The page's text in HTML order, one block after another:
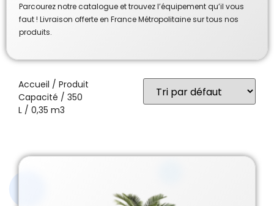
Parcourez notre catalogue et trouvez l’équipement qu’il vous
faut ! Livraison offerte en France Métropolitaine sur tous nos
produits.
Accueil / Produit
Capacité / 350
L / 0,35 m3